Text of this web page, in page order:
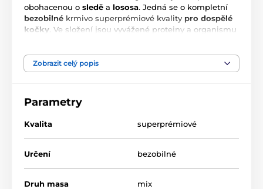
obohacenou o sledě a lososa. Jedná se o kompletní
bezobilné krmivo superprémiové kvality pro dospělé
kočky . Ve složení jsou vyvážené proteiny a organismu
lososový olej, který napomáhá správnému fungování
nervové soustavy a srsti navrací její lesk.
neobsahuje pšenici
ani umělá barviva
díkyomega 3 působí protizánětlivě
Zobrazit celý popis
Parametry
Kvalita superprémiové
Určení bezobilné
Druh masa mix